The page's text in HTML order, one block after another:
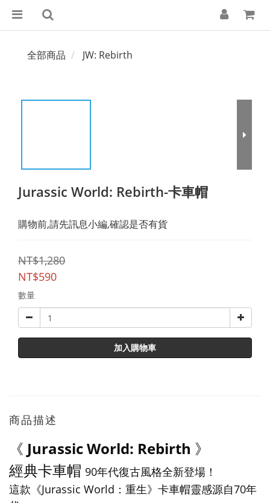
全部商品 JW: Rebirth
Jurassic World: Rebirth-卡車帽
購物前,請先訊息小編,確認是否有貨
NT$1,280
NT$590
數量
加入購物車
商品描述
《 Jurassic World: Rebirth 》
經典卡車帽 90年代復古風格全新登場！
這款《Jurassic World：重生》卡車帽靈感源自70年